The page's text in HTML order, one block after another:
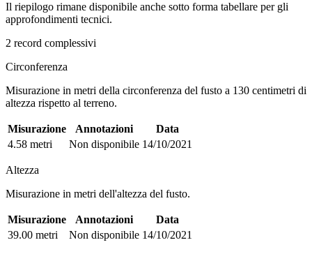
Il riepilogo rimane disponibile anche sotto forma tabellare per gli
approfondimenti tecnici.
2 record complessivi
Circonferenza
Misurazione in metri della circonferenza del fusto a 130 centimetri di
altezza rispetto al terreno.
Misurazione Annotazioni
Data
4.58 metri
Non disponibile 14/10/2021
Altezza
Misurazione in metri dell'altezza del fusto.
Misurazione Annotazioni
Data
39.00 metri
Non disponibile 14/10/2021